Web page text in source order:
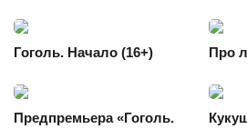
Гоголь. Начало (16+) Про
Предпремьера «Гоголь.